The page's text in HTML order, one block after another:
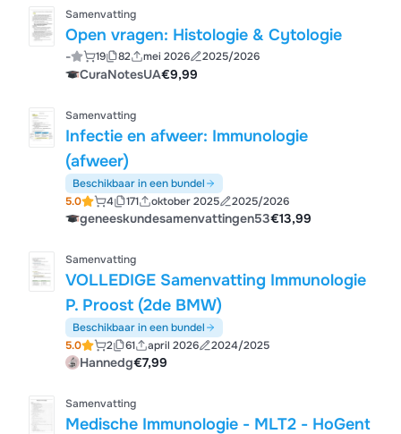
Samenvatting
Open vragen: Histologie & Cytologie
- 19 82 mei 2026 2025/2026
CuraNotesUA€9,99
Samenvatting
Infectie en afweer: Immunologie
(afweer)
Beschikbaar in een bundel
5.0
4 171 oktober 2025 2025/2026
geneeskundesamenvattingen53€13,99
Samenvatting
VOLLEDIGE Samenvatting Immunologie
P. Proost (2de BMW)
Beschikbaar in een bundel
5.0
2 61 april 2026 2024/2025
Hannedg€7,99
Samenvatting
Medische Immunologie - MLT2 - HoGent